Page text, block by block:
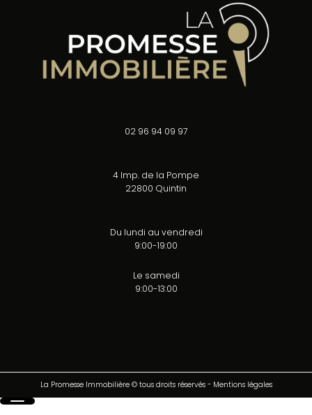
02 96 94 09 97
4 Imp. de la Pompe
22800 Quintin
Du lundi au vendredi
9:00-19:00
Le samedi
9:00-13:00
La Promesse Immobilière © tous droits réservés- Mentions légales